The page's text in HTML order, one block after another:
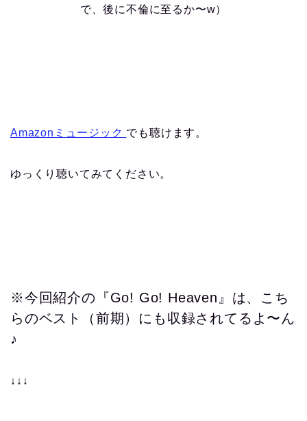
で、後に不倫に至るか〜w）
Amazonミュージック でも聴けます。
ゆっくり聴いてみてください。
※今回紹介の『Go! Go! Heaven』は、こち
らのベスト（前期）にも収録されてるよ〜ん
♪
↓↓↓